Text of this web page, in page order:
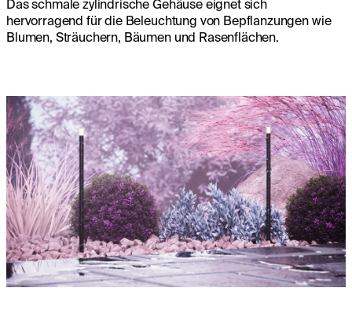
Das schmale zylindrische Gehäuse eignet sich
hervorragend für die Beleuchtung von Bepflanzungen wie
Blumen, Sträuchern, Bäumen und Rasenflächen.